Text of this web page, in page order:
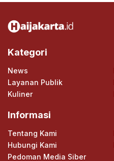
Kategori
News
Layanan Publik
Kuliner
Informasi
Tentang Kami
Hubungi Kami
Pedoman Media Siber